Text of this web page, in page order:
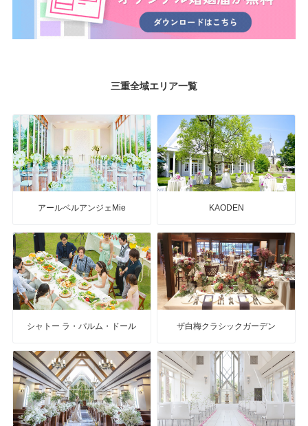
三重全域エリア一覧
アールベルアンジェMie KAODEN
シャトー ラ・パルム・ドール ザ白梅クラシックガーデン